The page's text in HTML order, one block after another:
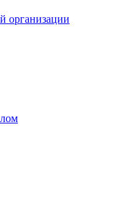
организации